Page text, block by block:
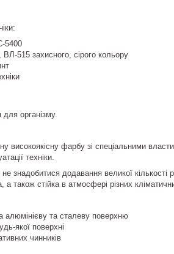
5400
515 захисного, сірого кольору
для організму.
фарбу зі спеціальними
техніки.
знадобитися додавання великої
також стійка в атмосфері різних
алюмінієву та сталеву поверхню
якої поверхні
чинників